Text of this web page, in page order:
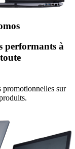
performants à
promotionnelles sur